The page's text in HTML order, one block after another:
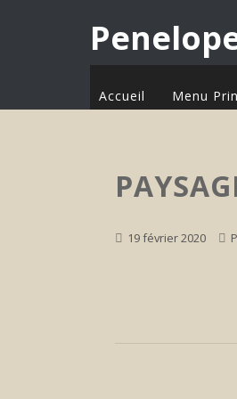
Accueil Menu
19 février 2020